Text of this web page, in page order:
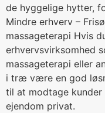
de hyggelige hytter,
Mindre erhverv –
massageterapi Hvis
erhvervsvirksomhed
massageterapi eller
i træ være en god
til at modtage
ejendom privat.